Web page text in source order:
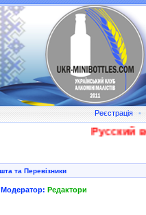
Реєстрація •
Русский
та Перевізники
Модератор: Редактори